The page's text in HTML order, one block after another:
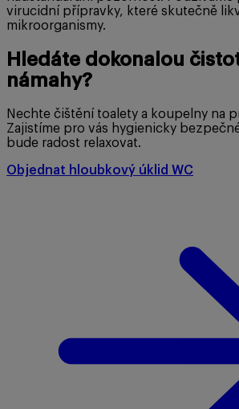
virucidní přípravky, které skutečně
mikroorganismy.
Hledáte dokonalou
námahy?
Nechte čištění toalety a koupelny na
Zajistíme pro vás hygienicky
bude radost relaxovat.
Objednat hloubkový úklid WC